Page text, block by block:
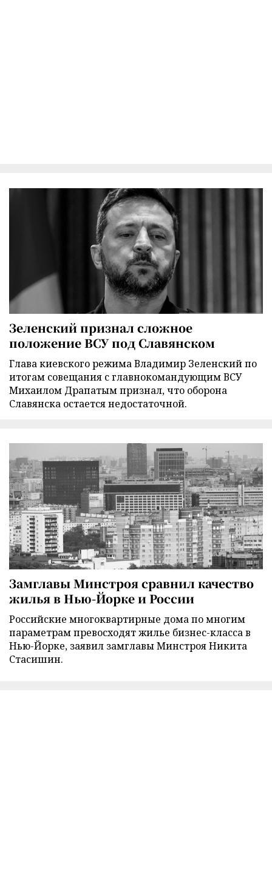
Зеленский признал сложное
положение ВСУ под Славянском
Глава киевского режима Владимир Зеленский по
итогам совещания с главнокомандующим ВСУ
Михаилом Драпатым признал, что оборона
Славянска остается недостаточной.
Замглавы Минстроя сравнил качество
жилья в Нью-Йорке и России
Российские многоквартирные дома по многим
параметрам превосходят жилье бизнес-класса в
Нью-Йорке, заявил замглавы Минстроя Никита
Стасишин.